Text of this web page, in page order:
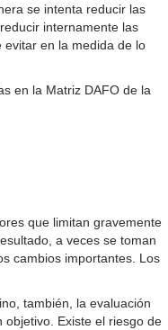
se intenta reducir las
internamente las
evitar en la medida de lo
en la Matriz DAFO de la
que limitan gravemente
a veces se toman
cambios importantes. Los
también, la evaluación
Existe el riesgo de